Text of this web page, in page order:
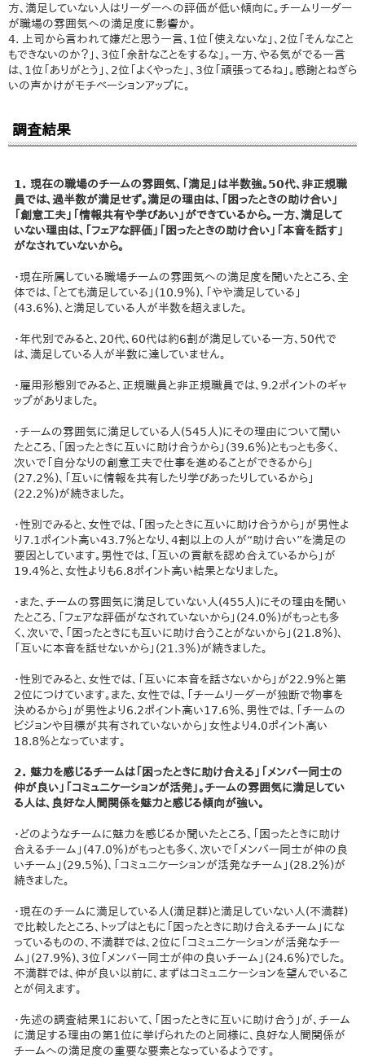
方、満足していない人はリーダーへの評価が低い傾向に。チームリーダー
が職場の雰囲気への満足度に影響か。
4. 上司から言われて嫌だと思う一言、1位「使えないな」、2位「そんなこと
もできないのか？」、3位「余計なことをするな」。一方、やる気がでる一言
は、1位「ありがとう」、2位「よくやった」、3位「頑張ってるね」。感謝とねぎら
いの声かけがモチベーションアップに。
調査結果
1. 現在の職場のチームの雰囲気、「満足」は半数強。50代、非正規職
員では、過半数が満足せず。満足の理由は、「困ったときの助け合い」
「創意工夫」「情報共有や学びあい」ができているから。一方、満足して
いない理由は、「フェアな評価」「困ったときの助け合い」「本音を話す」
がなされていないから。
・現在所属している職場チームの雰囲気への満足度を聞いたところ、全
体では、「とても満足している」(10.9％)、「やや満足している」
(43.6％)、と満足している人が半数を超えました。
・年代別でみると、20代、60代は約6割が満足している一方、50代で
は、満足している人が半数に達していません。
・雇用形態別でみると、正規職員と非正規職員では、9.2ポイントのギャ
ップがありました。
・チームの雰囲気に満足している人(545人)にその理由について聞い
たところ、「困ったときに互いに助け合うから」(39.6％)ともっとも多く、
次いで「自分なりの創意工夫で仕事を進めることができるから」
(27.2％)、「互いに情報を共有したり学びあったりしているから」
(22.2％)が続きました。
・性別でみると、女性では、「困ったときに互いに助け合うから」が男性よ
り7.1ポイント高い43.7％となり、4割以上の人が“助け合い”を満足の
要因としています。男性では、「互いの貢献を認め合えているから」が
19.4％と、女性よりも6.8ポイント高い結果となりました。
・また、チームの雰囲気に満足していない人(455人)にその理由を聞い
たところ、「フェアな評価がなされていないから」(24.0％)がもっとも多
く、次いで、「困ったときにも互いに助け合うことがないから」(21.8％)、
「互いに本音を話せないから」(21.3％)が続きました。
・性別でみると、女性では、「互いに本音を話さないから」が22.9％と第
2位につけています。また、女性では、「チームリーダーが独断で物事を
決めるから」が男性より6.2ポイント高い17.6％、男性では、「チームの
ビジョンや目標が共有されていないから」女性より4.0ポイント高い
18.8％となっています。
2. 魅力を感じるチームは「困ったときに助け合える」「メンバー同士の
仲が良い」「コミュニケーションが活発」。チームの雰囲気に満足してい
る人は、良好な人間関係を魅力と感じる傾向が強い。
・どのようなチームに魅力を感じるか聞いたところ、「困ったときに助け
合えるチーム」(47.0％)がもっとも多く、次いで「メンバー同士が仲の良
いチーム」(29.5％)、「コミュニケーションが活発なチーム」(28.2％)が
続きました。
・現在のチームに満足している人(満足群)と満足していない人(不満群)
で比較したところ、トップはともに「困ったときに助け合えるチーム」にな
っているものの、不満群では、2位に「コミュニケーションが活発なチー
ム」(27.9％)、3位「メンバー同士が仲の良いチーム」(24.6％)でした。
不満群では、仲が良い以前に、まずはコミュニケーションを望んでいるこ
とが伺えます。
・先述の調査結果1において、「困ったときに互いに助け合う」が、チーム
に満足する理由の第1位に挙げられたのと同様に、良好な人間関係が
チームへの満足度の重要な要素となっているようです。